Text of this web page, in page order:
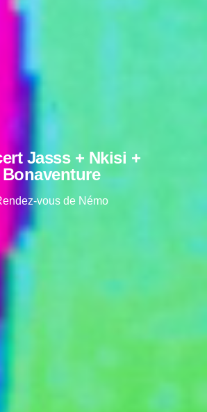
Jasss + Nkisi +
Bonaventure
vous de Némo